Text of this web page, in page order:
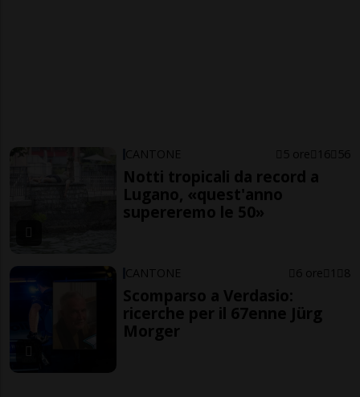
CANTONE 5 ore 16 56
Notti tropicali da record a
Lugano, «quest'anno
supereremo le 50»
CANTONE 6 ore 1 8
Scomparso a Verdasio:
ricerche per il 67enne Jürg
Morger